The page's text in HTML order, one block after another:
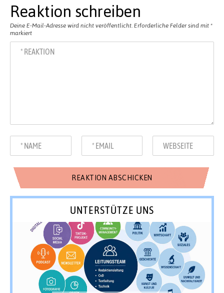
Reaktion schreiben
Deine E-Mail-Adresse wird nicht veröffentlicht. Erforderliche Felder sind mit *
markiert
UNTERSTÜTZE UNS